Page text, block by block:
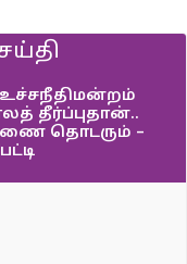
உச்சநீதிமன்றம்
தீர்ப்புதான்..
தொடரும் –